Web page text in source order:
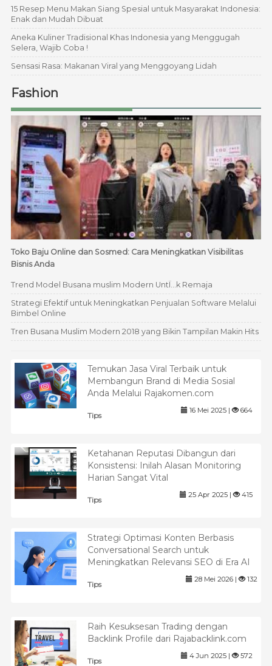
15 Resep Menu Makan Siang Spesial untuk Masyarakat Indonesia:
Enak dan Mudah Dibuat
Aneka Kuliner Tradisional Khas Indonesia yang Menggugah
Selera, Wajib Coba !
Sensasi Rasa: Makanan Viral yang Menggoyang Lidah
Fashion
Toko Baju Online dan Sosmed: Cara Meningkatkan Visibilitas
Bisnis Anda
Trend Model Busana muslim Modern UntÏ…k Remaja
Strategi Efektif untuk Meningkatkan Penjualan Software Melalui
Bimbel Online
Tren Busana Muslim Modern 2018 yang Bikin Tampilan Makin Hits
Temukan Jasa Viral Terbaik untuk
Membangun Brand di Media Sosial
Anda Melalui Rajakomen.com
Tips
16 Mei 2025 | 664
Ketahanan Reputasi Dibangun dari
Konsistensi: Inilah Alasan Monitoring
Harian Sangat Vital
Tips
25 Apr 2025 | 415
Strategi Optimasi Konten Berbasis
Conversational Search untuk
Meningkatkan Relevansi SEO di Era AI
Tips
28 Mei 2026 | 132
Raih Kesuksesan Trading dengan
Backlink Profile dari Rajabacklink.com
Tips
4 Jun 2025 | 572